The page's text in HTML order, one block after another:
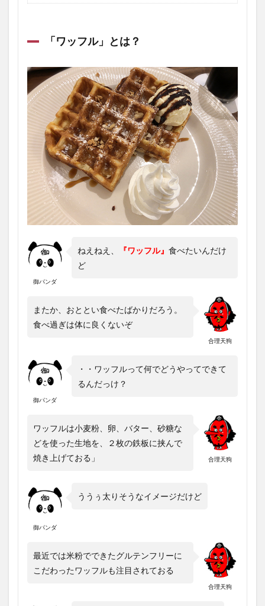
「ワッフル」とは？
御パンダ
ねえねえ、 『ワッフル』 食べたいんだけ
ど
合理天狗
またか、おととい食べたばかりだろう。
食べ過ぎは体に良くないぞ
御パンダ
・・ワッフルって何でどうやってできて
るんだっけ？
合理天狗
ワッフルは小麦粉、卵、バター、砂糖な
どを使った生地を、２枚の鉄板に挟んで
焼き上げておる」
御パンダ
ううぅ太りそうなイメージだけど
合理天狗
最近では米粉でできたグルテンフリーに
こだわったワッフルも注目されておる